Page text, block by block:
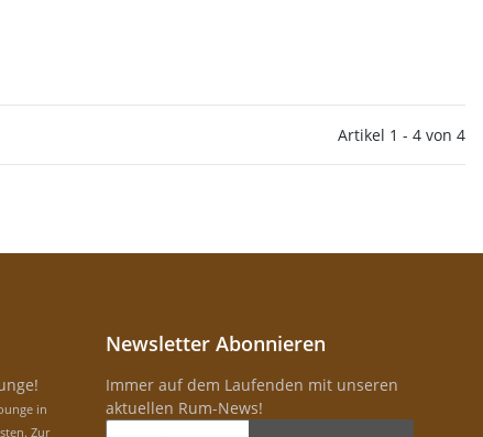
Artikel 1 - 4 von 4
in
Zur
Newsletter Abonnieren
Immer auf dem Laufenden mit unseren
aktuellen Rum-News!